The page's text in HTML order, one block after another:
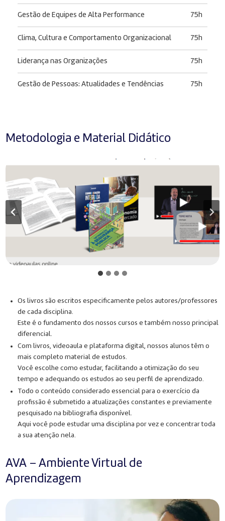
Gestão de Equipes de Alta Performance 75h
Clima, Cultura e Comportamento Organizacional 75h
Liderança nas Organizações 75h
Gestão de Pessoas: Atualidades e Tendências 75h
Metodologia e Material Didático
Os livros são escritos especificamente pelos autores/professores
de cada disciplina.
Este é o fundamento dos nossos cursos e também nosso principal
diferencial.
Com livros, videoaula e plataforma digital, nossos alunos têm o
mais completo material de estudos.
Você escolhe como estudar, facilitando a otimização do seu
tempo e adequando os estudos ao seu perfil de aprendizado.
Todo o conteúdo considerado essencial para o exercício da
profissão é submetido a atualizações constantes e previamente
pesquisado na bibliografia disponível.
Aqui você pode estudar uma disciplina por vez e concentrar toda
a sua atenção nela.
AVA – Ambiente Virtual de
Aprendizagem